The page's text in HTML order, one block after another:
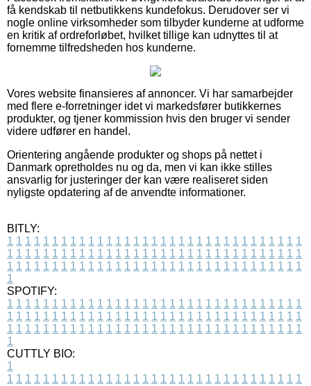
få kendskab til netbutikkens kundefokus. Derudover ser vi
nogle online virksomheder som tilbyder kunderne at udforme
en kritik af ordreforløbet, hvilket tillige kan udnyttes til at
fornemme tilfredsheden hos kunderne.
Vores website finansieres af annoncer. Vi har samarbejder
med flere e-forretninger idet vi markedsfører butikkernes
produkter, og tjener kommission hvis den bruger vi sender
videre udfører en handel.
Orientering angående produkter og shops på nettet i
Danmark opretholdes nu og da, men vi kan ikke stilles
ansvarlig for justeringer der kan være realiseret siden
nyligste opdatering af de anvendte informationer.
BITLY:
1 1 1 1 1 1 1 1 1 1 1 1 1 1 1 1 1 1 1 1 1 1 1 1 1 1 1 1 1 1 1 1 1
1 1 1 1 1 1 1 1 1 1 1 1 1 1 1 1 1 1 1 1 1 1 1 1 1 1 1 1 1 1 1 1 1
1 1 1 1 1 1 1 1 1 1 1 1 1 1 1 1 1 1 1 1 1 1 1 1 1 1 1 1 1 1 1 1 1
1
SPOTIFY:
1 1 1 1 1 1 1 1 1 1 1 1 1 1 1 1 1 1 1 1 1 1 1 1 1 1 1 1 1 1 1 1 1
1 1 1 1 1 1 1 1 1 1 1 1 1 1 1 1 1 1 1 1 1 1 1 1 1 1 1 1 1 1 1 1 1
1 1 1 1 1 1 1 1 1 1 1 1 1 1 1 1 1 1 1 1 1 1 1 1 1 1 1 1 1 1 1 1 1
1
CUTTLY BIO:
1
1 1 1 1 1 1 1 1 1 1 1 1 1 1 1 1 1 1 1 1 1 1 1 1 1 1 1 1 1 1 1 1 1